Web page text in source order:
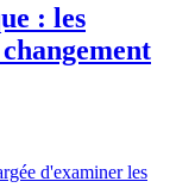
: les
d'examiner les